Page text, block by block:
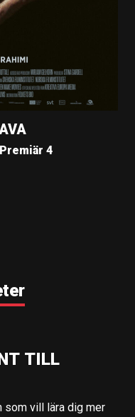
Premiär 4
TILL
som vill lära dig mer